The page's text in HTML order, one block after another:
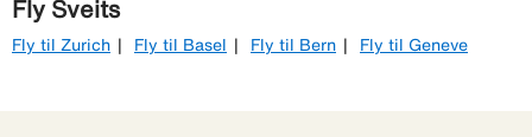
Fly Sveits
Fly til Zurich Fly til Basel Fly til Bern Fly til Geneve